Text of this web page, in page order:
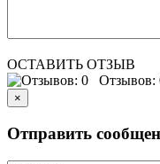
ОСТАВИТЬ ОТЗЫВ
Отзывов:
×
Отправить